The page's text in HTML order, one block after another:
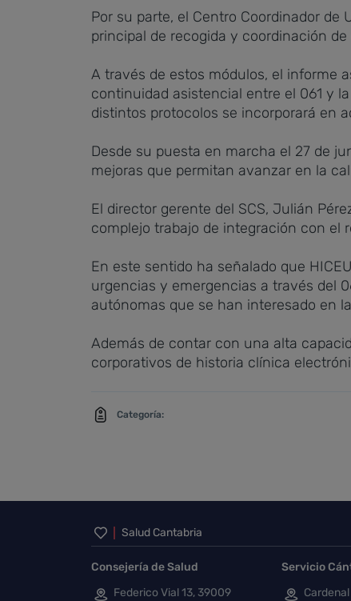
Por su parte, el Centro Coordinador
principal de recogida y coordinación de
A través de estos módulos, el informe
continuidad asistencial entre el 061 y
distintos protocolos se incorporará en
Desde su puesta en marcha el 27 de
mejoras que permitan avanzar en la
El director gerente del SCS, Julián
complejo trabajo de integración con el
En este sentido ha señalado que
urgencias y emergencias a través del
autónomas que se han interesado en
Además de contar con una alta
corporativos de historia clínica
Categoría:
Inicio del pie de página
Salud Cantabria
Consejería de Salud
Federico Vial 13, 39009
Servicio